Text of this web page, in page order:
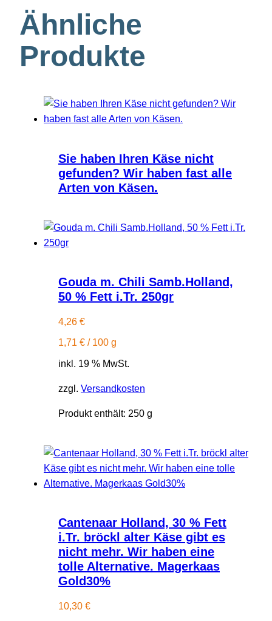
Ähnliche
Produkte
Sie haben Ihren Käse nicht
gefunden? Wir haben fast alle
Arten von Käsen.
Gouda m. Chili Samb.Holland,
50 % Fett i.Tr. 250gr
4,26 €
1,71 € / 100 g
inkl. 19 % MwSt.
zzgl. Versandkosten
Produkt enthält: 250 g
Cantenaar Holland, 30 % Fett
i.Tr. bröckl alter Käse gibt es
nicht mehr. Wir haben eine
tolle Alternative. Magerkaas
Gold30%
10,30 €